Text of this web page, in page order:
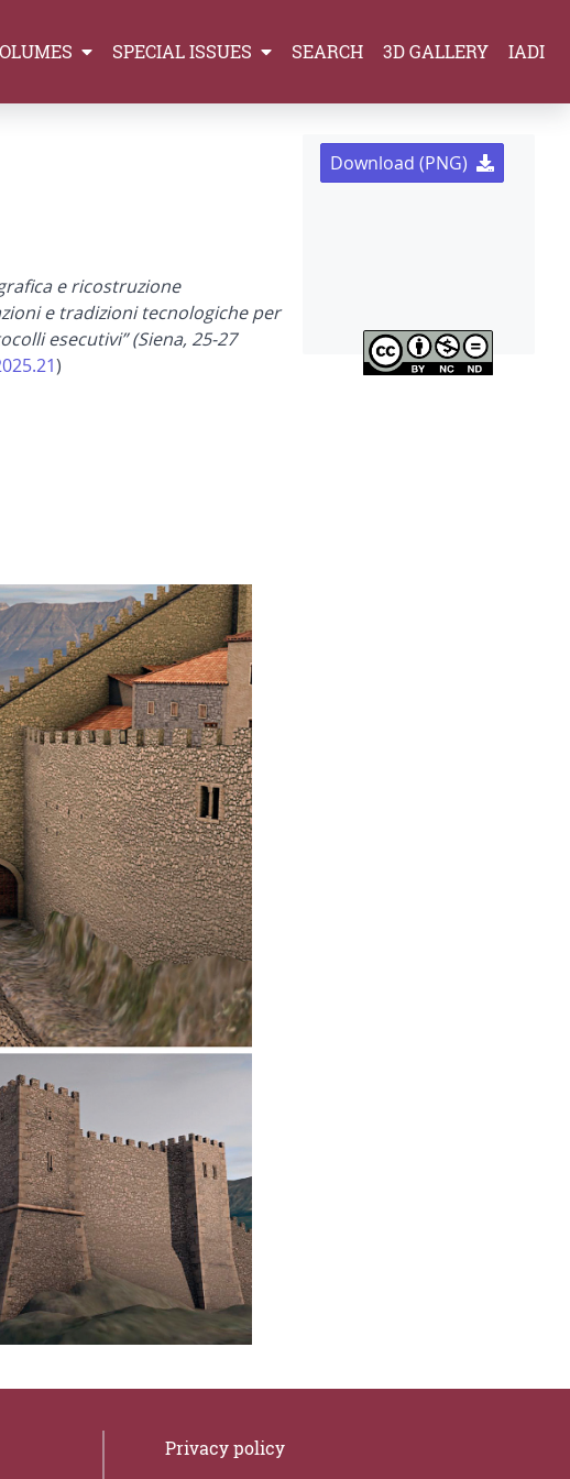
SPECIAL ISSUES SEARCH 3D GALLERY IADI
e ricostruzione
e tradizioni tecnologiche per
esecutivi” (Siena, 25-27
)
Download (PNG)
Privacy policy